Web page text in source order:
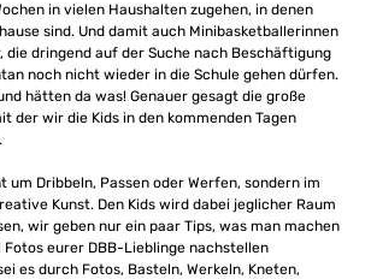
in vielen Haushalten zugehen, in denen
sind. Und damit auch Minibasketballerinnen
die dringend auf der Suche nach Beschäftigung
noch nicht wieder in die Schule gehen dürfen.
hätten da was! Genauer gesagt die große
der wir die Kids in den kommenden Tagen
um Dribbeln, Passen oder Werfen, sondern im
Kunst. Den Kids wird dabei jeglicher Raum
wir geben nur ein paar Tips, was man machen
Fotos eurer DBB-Lieblinge nachstellen
es durch Fotos, Basteln, Werkeln, Kneten,